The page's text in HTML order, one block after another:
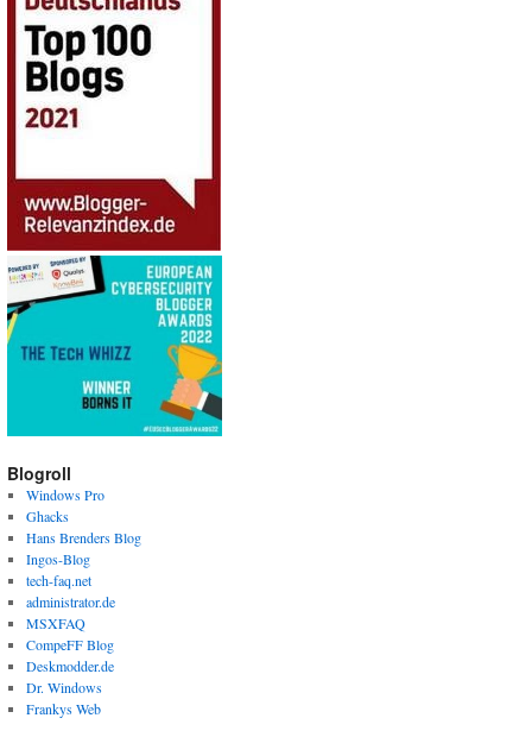
Blogroll
Windows Pro
Ghacks
Hans Brenders Blog
Ingos-Blog
tech-faq.net
administrator.de
MSXFAQ
CompeFF Blog
Deskmodder.de
Dr. Windows
Frankys Web